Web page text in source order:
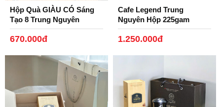
Hộp Quà GIÀU CÓ Sáng
Tạo 8 Trung Nguyên
670.000đ
Cafe Legend Trung
Nguyên Hộp 225gam
1.250.000đ